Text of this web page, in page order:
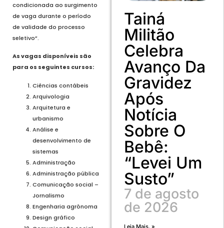
condicionada ao surgimento
de vaga durante o período
de validade do processo
seletivo”.
As vagas disponíveis são
para os seguintes cursos:
Ciências contábeis
Arquivologia
Arquitetura e
urbanismo
Análise e
desenvolvimento de
sistemas
Administração
Administração pública
Comunicação social –
Jornalismo
Engenharia agrônoma
Design gráfico
Tainá
Militão
Celebra
Avanço Da
Gravidez
Após
Notícia
Sobre O
Bebê:
“Levei Um
Susto”
7 de agosto
de 2026
Leia Mais. »